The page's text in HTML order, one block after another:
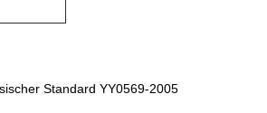
Standard YY0569-2005